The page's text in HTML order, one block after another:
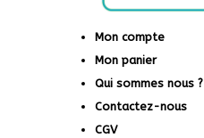
Mon compte
Mon panier
Qui sommes nous ?
Contactez-nous
CGV